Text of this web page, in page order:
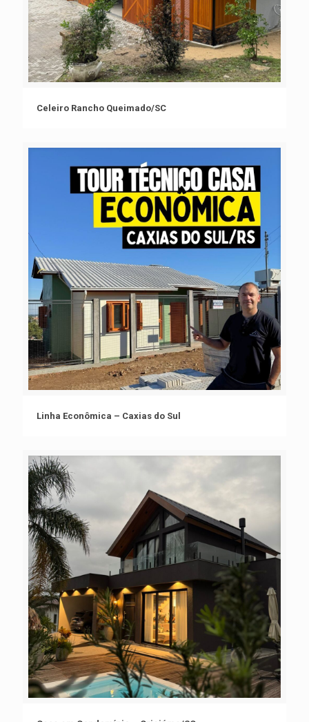
Celeiro Rancho Queimado/SC
Celeiro Rancho Queimado/SC
Linha Econômica – Caxias do Sul
Linha Econômica – Caxias do Sul
Casa em Condomínio – Criciúma/SC